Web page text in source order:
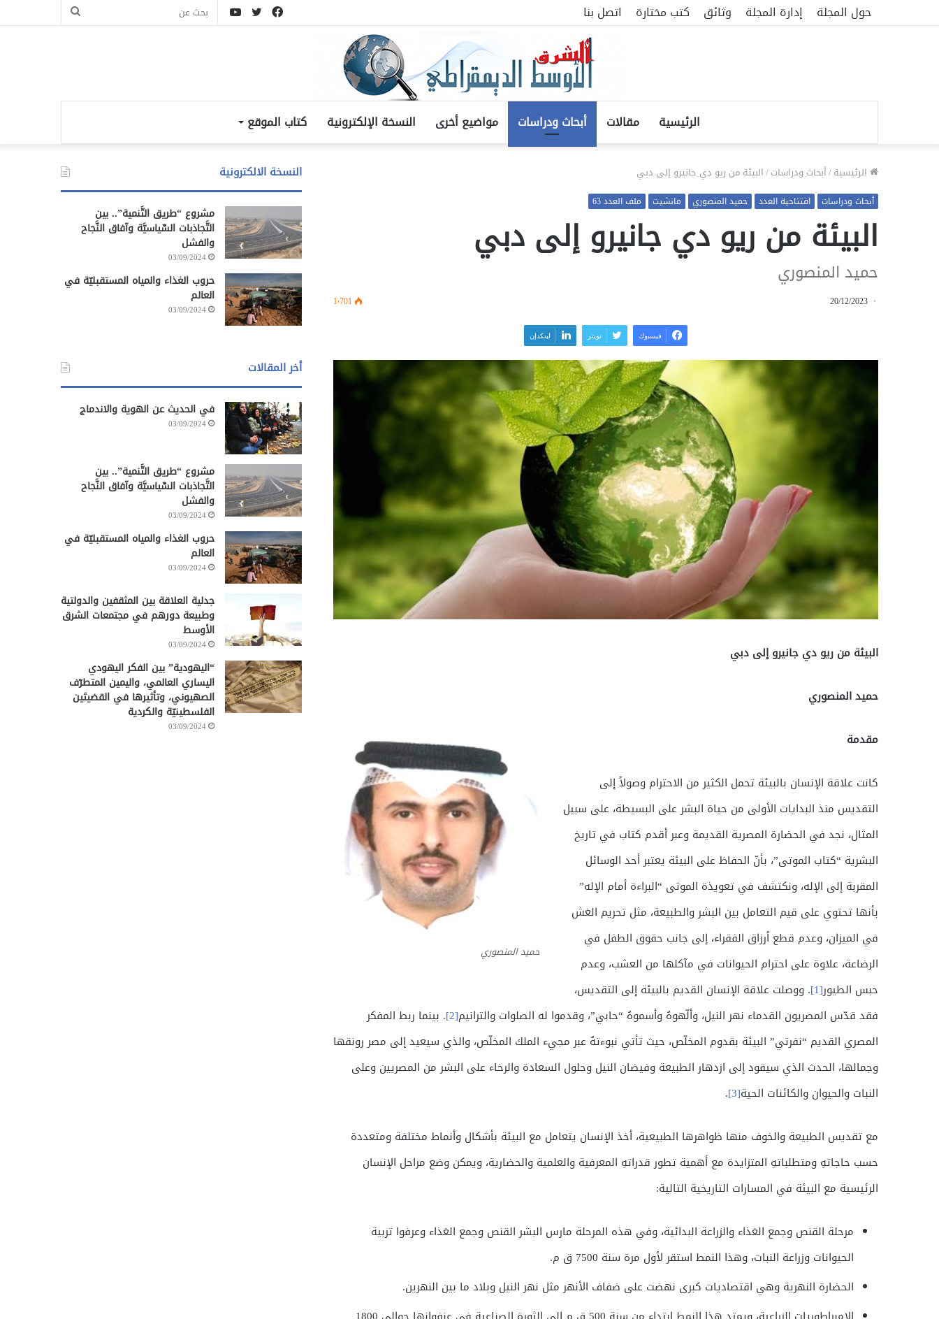
حول المجلة إدارة المجلة وثائق كتب مختارة اتصل بنا
بحث
يوتيوبتويتر
فيسبوك
الرئيسية مقالات أبحاث ودراسات مواضيع أخرى النسخة الإلكترونية كتاب الموقع
الرئيسية/أبحاث ودراسات/البيئة من ريو دي جانيرو إلى دبي
أبحاث ودراسات افتتاحية العدد حميد المنصوري مانشيت ملف العدد 63
البيئة من ريو دي جانيرو إلى دبي
حميد المنصوري
20/12/2023 1٬701
فيسبوك تويتر لينكدإن
البيئة من ريو دي جانيرو إلى دبي
حميد المنصوري
حميد المنصوري
مقدمة
كانت علاقة الإنسان بالبيئة تحمل الكثير من الاحترام وصولاً إلى
التقديس منذ البدايات الأولى من حياة البشر على البسيطة، على سبيل
المثال، نجد في الحضارة المصرية القديمة وعبر أقدم كتاب في تاريخ
البشرية “كتاب الموتى”، بأنّ الحفاظ على البيئة يعتبر أحد الوسائل
المقربة إلى الإله، ونكتشف في تعويذة الموتى “البراءة أمام الإله”
بأنها تحتوي على قيم التعامل بين البشر والطبيعة، مثل تحريم الغش
في الميزان، وعدم قطع أرزاق الفقراء، إلى جانب حقوق الطفل في
الرضاعة، علاوة على احترام الحيوانات في مآكلها من العشب، وعدم
حبس الطيور[1] . ووصلت علاقة الإنسان القديم بالبيئة إلى التقديس،
فقد قدّس المصريون القدماء نهر النيل، وألّهوهُ وأسموهُ “حابي”، وقدموا له الصلوات والترانيم[2] . بينما ربط المفكر
المصري القديم “نفرتي” البيئة بقدوم المخلّص، حيث تأتي نبوءتهُ عبر مجيء الملك المخلّص، والذي سيعيد إلى مصر رونقها
وجمالها، الحدث الذي سيقود إلى ازدهار الطبيعة وفيضان النيل وحلول السعادة والرخاء على البشر من المصريين وعلى
النبات والحيوان والكائنات الحية[3]
.
مع تقديس الطبيعة والخوف منها ظواهرها الطبيعية، أخذ الإنسان يتعامل مع البيئة بأشكال وأنماط مختلفة ومتعددة
حسب حاجاتهِ ومتطلباتهِ المتزايدة مع أهمية تطور قدراتهِ المعرفية والعلمية والحضارية، ويمكن وضع مراحل الإنسان
الرئيسية مع البيئة في المسارات التاريخية التالية:
مرحلة القنص وجمع الغذاء والزراعة البدائية، وفي هذه المرحلة مارس البشر القنص وجمع الغذاء وعرفوا تربية
الحيوانات وزراعة النبات، وهذا النمط استقر لأول مرة سنة 7500 ق م.
الحضارة النهرية وهي اقتصاديات كبرى نهضت على ضفاف الأنهر مثل نهر النيل وبلاد ما بين النهرين.
النسخة الالكترونية
مشروع “طريق التَّنمية”.. بين
التَّجاذبات السِّياسيَّة وآفاق النَّجاح
والفشل
03/09/2024
حروب الغذاء والمياه المستقبليّة في
العالم
03/09/2024
أخر المقالات
في الحديث عن الهوية والاندماج
03/09/2024
مشروع “طريق التَّنمية”.. بين
التَّجاذبات السِّياسيَّة وآفاق النَّجاح
والفشل
03/09/2024
حروب الغذاء والمياه المستقبليّة في
العالم
03/09/2024
جدلية العلاقة بين المثقفين والدولتية
وطبيعة دورهم في مجتمعات الشرق
الأوسط
03/09/2024
“اليهودية” بين الفكر اليهودي
اليساري العالمي، واليمين المتطرّف
الصهيوني، وتأثيرها في القضيتَين
الفلسطينيّة والكردية
03/09/2024